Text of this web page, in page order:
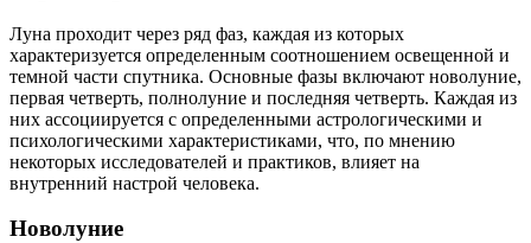
Луна проходит через ряд фаз, каждая из которых
характеризуется определенным соотношением освещенной и
темной части спутника. Основные фазы включают новолуние,
первая четверть, полнолуние и последняя четверть. Каждая из
них ассоциируется с определенными астрологическими и
психологическими характеристиками, что, по мнению
некоторых исследователей и практиков, влияет на
внутренний настрой человека.
Новолуние